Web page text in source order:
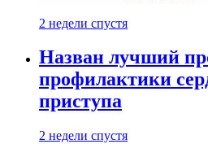
2 недели спустя
Назван лучший
профилактики
приступа
2 недели спустя